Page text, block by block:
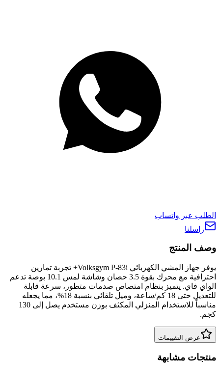
الطلب عبر واتساب
راسلنا
وصف المنتج
يوفر جهاز المشي الكهربائي Volksgym P-83i+ تجربة تمارين
احترافية مع محرك بقوة 3.5 حصان وشاشة لمس 10.1 بوصة تدعم
الواي فاي. يتميز بنظام امتصاص صدمات متطور، سرعة قابلة
للتعديل حتى 18 كم/ساعة، وميل تلقائي بنسبة 18%، مما يجعله
مناسباً للاستخدام المنزلي المكثف بوزن مستخدم يصل إلى 130
كجم.
عرض التقييمات
منتجات مشابهة